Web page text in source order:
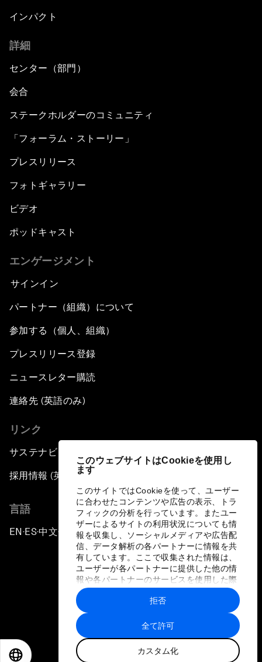
このウェブサイトはCookieを使用し
ます
このサイトではCookieを使って、ユーザー
に合わせたコンテンツや広告の表示、トラ
フィックの分析を行っています。またユー
ザーによるサイトの利用状況についても情
報を収集し、ソーシャルメディアや広告配
信、データ解析の各パートナーに情報を共
有しています。ここで収集された情報は、
ユーザーが各パートナーに提供した他の情
報や各パートナーのサービスを使用した際
に収集された情報と組み合わされ、各パー
トナーによって使用されることがありま
す。
全て許可
カスタム化
拒否
インパクト
詳細
センター（部門）
会合
ステークホルダーのコミュニティ
「フォーラム・ストーリー」
プレスリリース
フォトギャラリー
ビデオ
ポッドキャスト
エンゲージメント
サインイン
パートナー（組織）について
参加する（個人、組織）
プレスリリース登録
ニュースレター購読
連絡先 (英語のみ)
リンク
サステナビリティへの取り組み
採用情報 (英語のみ)
言語
EN ▪ES▪中文▪ 日本語
プライバシーポリシーと利用規約
サイトマップ
©
世界経済フォーラム